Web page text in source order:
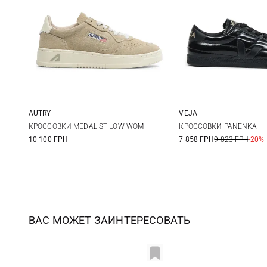
37 38 39
AUTRY
КРОССОВКИ MEDALIST LOW WOM
10 100 ГРН
36 37
VEJA
КРОССОВКИ PANENKA
7 858 ГРН9 823 ГРН-20%
ВАС МОЖЕТ ЗАИНТЕРЕСОВАТЬ